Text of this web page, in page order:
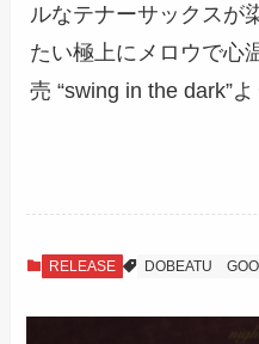
ルなテナーサックスが
たい極上にメロウで心
売 “swing in the dark”よ
RELEASE DOBEATU